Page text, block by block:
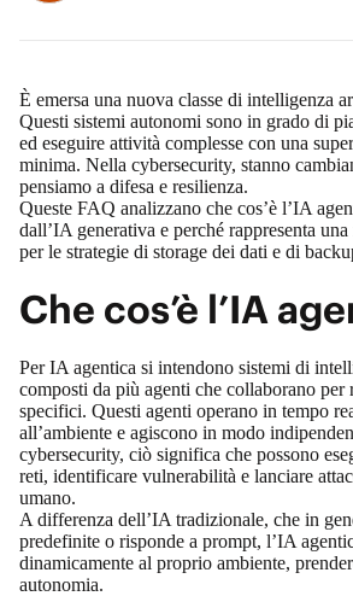
È emersa una nuova classe di intelligenza
Questi sistemi autonomi sono in grado di
ed eseguire attività complesse con una
minima. Nella cybersecurity, stanno
pensiamo a difesa e resilienza.
Queste FAQ analizzano che cos’è l’IA
dall’IA generativa e perché rappresenta
per le strategie di storage dei dati e di
Che cos’è l’IA
Per IA agentica si intendono sistemi di
composti da più agenti che collaborano per
specifici. Questi agenti operano in tempo
all’ambiente e agiscono in modo
cybersecurity, ciò significa che possono
reti, identificare vulnerabilità e lanciare
umano.
A differenza dell’IA tradizionale, che in
predefinite o risponde a prompt, l’IA
dinamicamente al proprio ambiente,
autonomia.